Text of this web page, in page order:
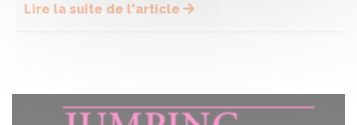
Lire la suite de l'article